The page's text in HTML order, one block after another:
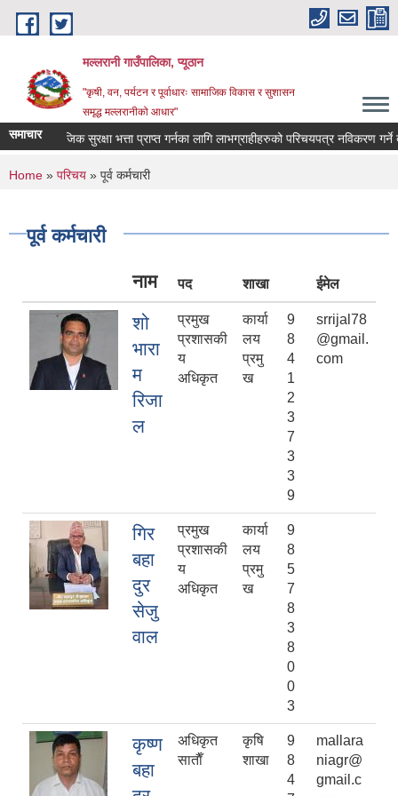
Skip to main content
मल्लरानी गाउँपालिका, प्यूठान
"कृषी, वन, पर्यटन र पूर्वाधारः सामाजिक विकास र सुशासन
समृद्ध मल्लरानीको आधार"
समाचार
सामाजिक सुरक्षा भत्ता प्राप्त गर्नका लागि लाभग्राहीहरुको परिचयपत्र नविकरण गर्ने बारे
You are here
Home » परिचय » पूर्व कर्मचारी
पूर्व कर्मचारी
नाम पद शाखा ईमेल
शो
भारा
म
रिजा
ल
प्रमुख
प्रशासकी
य
अधिकृत
कार्या
लय
प्रमु
ख
9
8
4
1
2
3
7
3
3
9
srrijal78
@gmail.
com
गिर
बहा
दुर
सेजु
वाल
प्रमुख
प्रशासकी
य
अधिकृत
कार्या
लय
प्रमु
ख
9
8
5
7
8
3
8
0
0
3
कृष्ण
बहा
अधिकृत
साताैँ
कृषि
शाखा
9
8
4
mallara
niagr@
gmail.c